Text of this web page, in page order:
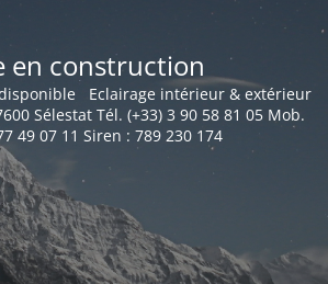
en construction
Eclairage intérieur & extérieur
Sélestat Tél. (+33) 3 90 58 81 05 Mob.
49 07 11 Siren : 789 230 174